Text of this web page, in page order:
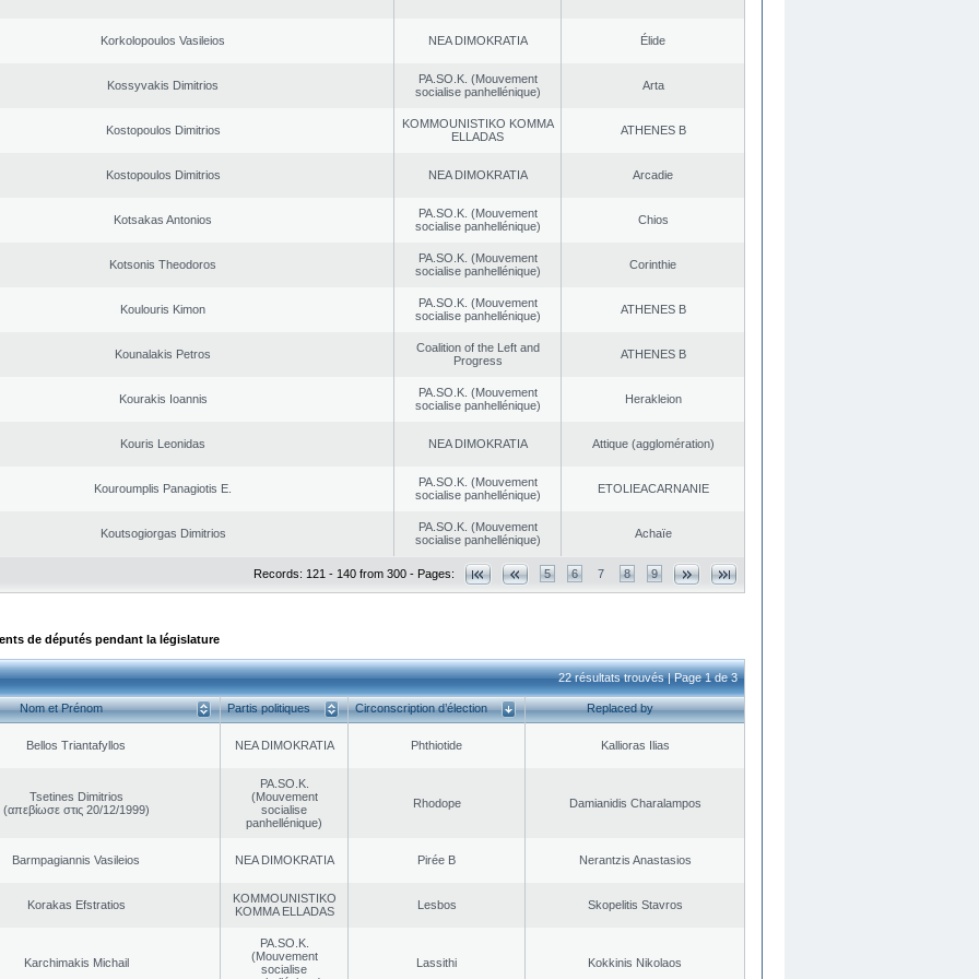
Korkolopoulos Vasileios NEA DΙMOKRATIA Élide
Kossyvakis Dimitrios
PA.SO.K. (Mouvement
socialise panhellénique)
Arta
Kostopoulos Dimitrios
KOMMOUNISTIKO KOMMA
ELLADAS
ATHENES Β
Kostopoulos Dimitrios NEA DΙMOKRATIA Arcadie
Kotsakas Antonios
PA.SO.K. (Mouvement
socialise panhellénique)
Chios
Kotsonis Theodoros
PA.SO.K. (Mouvement
socialise panhellénique)
Corinthie
Koulouris Kimon
PA.SO.K. (Mouvement
socialise panhellénique)
ATHENES Β
Kounalakis Petros
Coalition of the Left and
Progress
ATHENES Β
Kourakis Ioannis
PA.SO.K. (Mouvement
socialise panhellénique)
Herakleion
Kouris Leonidas NEA DΙMOKRATIA Αttique (agglomération)
Kouroumplis Panagiotis E.
PA.SO.K. (Mouvement
socialise panhellénique)
EΤOLIEACARNANIE
Koutsogiorgas Dimitrios
PA.SO.K. (Mouvement
socialise panhellénique)
Achaïe
Records: 121 - 140 from 300 - Pages: 5 6 7 8 9
de députés pendant la législature
22 résultats trouvés | Page 1 de 3
Nom et Prénom Partis politiques Circonscription d’élection Replaced by
Bellos Triantafyllos NEA DΙMOKRATIA Phthiotide Kallioras Ilias
Tsetines Dimitrios
(απεβίωσε στις 20/12/1999)
PA.SO.K.
(Mouvement
socialise
panhellénique)
Rhodope Damianidis Charalampos
Barmpagiannis Vasileios NEA DΙMOKRATIA Pirée B Nerantzis Anastasios
Korakas Efstratios
KOMMOUNISTIKO
KOMMA ELLADAS
Lesbos Skopelitis Stavros
Karchimakis Michail
PA.SO.K.
(Mouvement
socialise
Lassithi Kokkinis Nikolaos